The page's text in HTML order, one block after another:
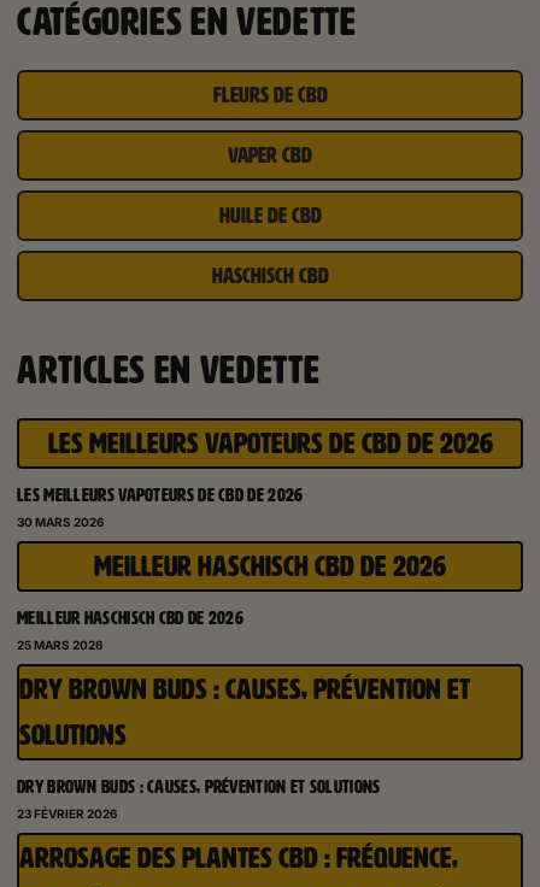
CATÉGORIES EN VEDETTE
FLEURS DE CBD
VAPER CBD
HUILE DE CBD
HASCHISCH CBD
ARTICLES EN VEDETTE
LES MEILLEURS VAPOTEURS DE CBD DE 2026
LES MEILLEURS VAPOTEURS DE CBD DE 2026
30 MARS 2026
MEILLEUR HASCHISCH CBD DE 2026
MEILLEUR HASCHISCH CBD DE 2026
25 MARS 2026
DRY BROWN BUDS : CAUSES, PRÉVENTION ET
SOLUTIONS
DRY BROWN BUDS : CAUSES, PRÉVENTION ET SOLUTIONS
23 FÉVRIER 2026
ARROSAGE DES PLANTES CBD : FRÉQUENCE,